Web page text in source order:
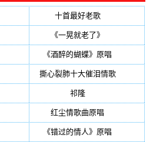
十首最好老歌(300)
《一晃就老了》
《酒醉的蝴蝶》原唱
撕心裂肺十大催泪情歌(195)
祁隆(188)
红尘情歌曲原唱
《错过的情人》原唱